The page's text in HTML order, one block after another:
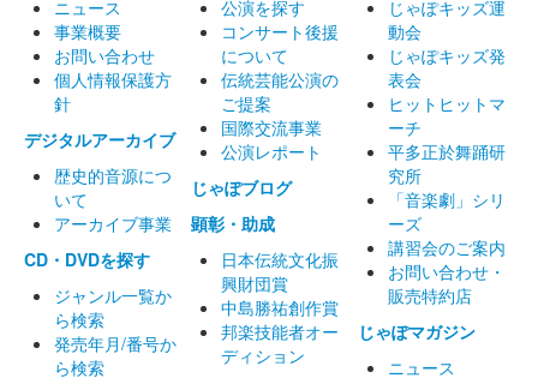
ニュース
事業概要
お問い合わせ
個人情報保護方
針
デジタルアーカイブ
歴史的音源につ
いて
アーカイブ事業
CD・DVDを探す
ジャンル一覧か
ら検索
発売年月/番号か
ら検索
公演を探す
コンサート後援
について
伝統芸能公演の
ご提案
国際交流事業
公演レポート
じゃぽブログ
顕彰・助成
日本伝統文化振
興財団賞
中島勝祐創作賞
邦楽技能者オー
ディション
じゃぽキッズ運
動会
じゃぽキッズ発
表会
ヒットヒットマ
ーチ
平多正於舞踊研
究所
「音楽劇」シリ
ーズ
講習会のご案内
お問い合わせ・
販売特約店
じゃぽマガジン
ニュース